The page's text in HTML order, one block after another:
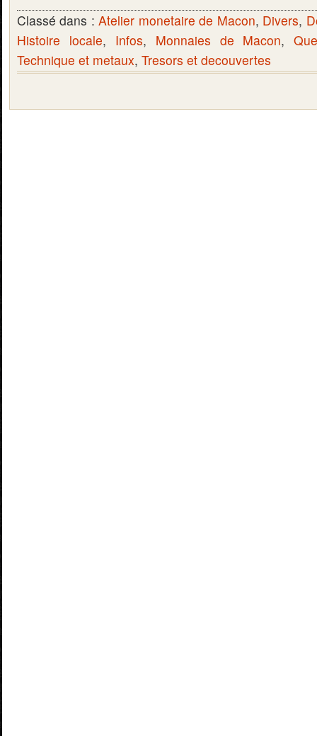
Classé dans :Atelier monetaire de Macon, Divers,
Histoire locale, Infos, Monnaies de Macon,
Technique et metaux, Tresors et decouvertes